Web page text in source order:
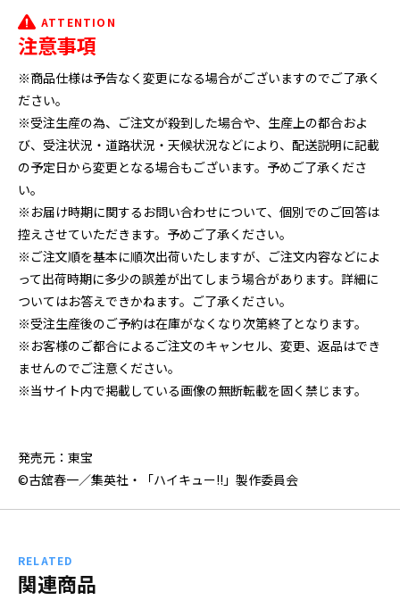
ATTENTION
注意事項
※商品仕様は予告なく変更になる場合がございますのでご了承く
ださい。
※受注生産の為、ご注文が殺到した場合や、生産上の都合およ
び、受注状況・道路状況・天候状況などにより、配送説明に記載
の予定日から変更となる場合もございます。予めご了承くださ
い。
※お届け時期に関するお問い合わせについて、個別でのご回答は
控えさせていただきます。予めご了承ください。
※ご注文順を基本に順次出荷いたしますが、ご注文内容などによ
って出荷時期に多少の誤差が出てしまう場合があります。詳細に
ついてはお答えできかねます。ご了承ください。
※受注生産後のご予約は在庫がなくなり次第終了となります。
※お客様のご都合によるご注文のキャンセル、変更、返品はでき
ませんのでご注意ください。
※当サイト内で掲載している画像の無断転載を固く禁じます。
発売元：東宝
©古舘春一／集英社・「ハイキュー!!」製作委員会
RELATED
関連商品